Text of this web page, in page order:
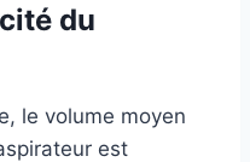
du
le volume moyen
est